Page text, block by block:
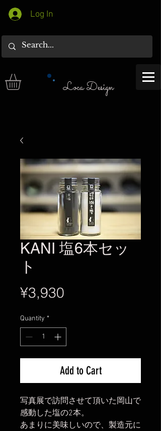
Log In
Loca Design
KANI 塩6本セッ
ト
¥3,930
Quantity *
Add to Cart
写真展で訪問させて頂いた岡山で
感動した塩の2本。
あまりに美味しいので、製造元に